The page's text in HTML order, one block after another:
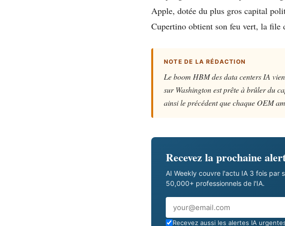
Apple, dotée du plus gros capital
Cupertino obtient son feu vert, la file
NOTE DE LA RÉDACTION
Le boom HBM des data centers IA
sur Washington est prête à brûler du
ainsi le précédent que chaque OEM
Recevez la prochaine
AI Weekly couvre l'actu IA 3 fois par
50,000+ professionnels de l'IA.
Email
Recevez aussi les alertes IA